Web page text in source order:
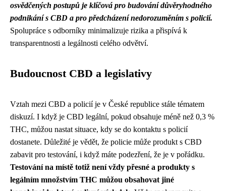
osvědčených postupů je klíčová pro budování důvěryhodného
podnikání s CBD a pro předcházení nedorozuměním s policií.
Spolupráce s odborníky minimalizuje rizika a přispívá k
transparentnosti a legálnosti celého odvětví.
Budoucnost CBD a legislativy
Vztah mezi CBD a policií je v České republice stále tématem
diskuzí. I když je CBD legální, pokud obsahuje méně než 0,3 %
THC, můžou nastat situace, kdy se do kontaktu s policií
dostanete. Důležité je vědět, že policie může produkt s CBD
zabavit pro testování, i když máte podezření, že je v pořádku.
Testování na místě totiž není vždy přesné a produkty s
legálním množstvím THC můžou obsahovat jiné